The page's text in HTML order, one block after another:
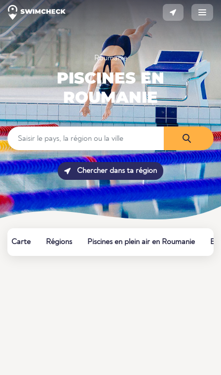
Roumanie
PISCINES EN
ROUMANIE
Chercher dans ta région
Carte Régions Piscines en plein air en Roumanie